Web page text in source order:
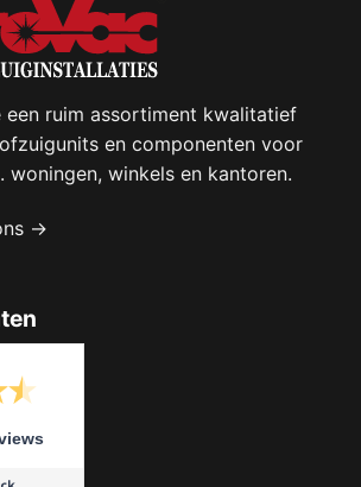
een ruim assortiment kwalitatief
en componenten voor
woningen, winkels en kantoren.
→